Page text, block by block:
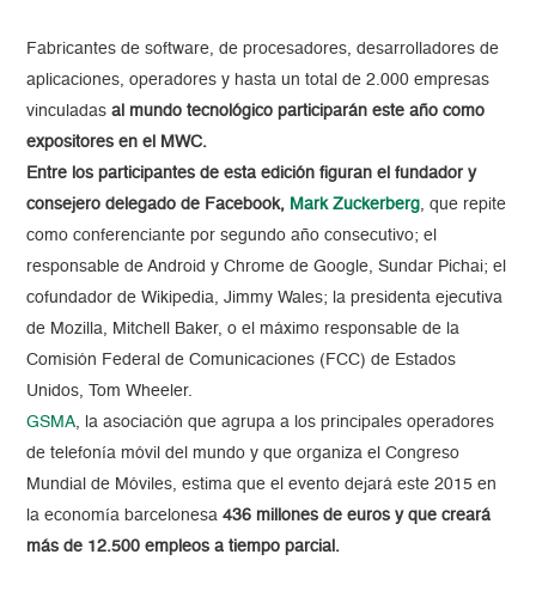
Fabricantes de software, de procesadores, desarrolladores de
aplicaciones, operadores y hasta un total de 2.000 empresas
vinculadasal mundo tecnológico participarán este año como
expositores en el MWC.
Entre los participantes de esta edición figuran el fundador y
consejero delegado de Facebook, Mark Zuckerberg, que repite
como conferenciante por segundo año consecutivo; el
responsable de Android y Chrome de Google, Sundar Pichai; el
cofundador de Wikipedia, Jimmy Wales; la presidenta ejecutiva
de Mozilla, Mitchell Baker, o el máximo responsable de la
Comisión Federal de Comunicaciones (FCC) de Estados
Unidos, Tom Wheeler.
GSMA, la asociación que agrupa a los principales operadores
de telefonía móvil del mundo y que organiza el Congreso
Mundial de Móviles, estima que el evento dejará este 2015 en
la economía barcelonesa 436 millones de euros y que creará
más de 12.500 empleos a tiempo parcial.